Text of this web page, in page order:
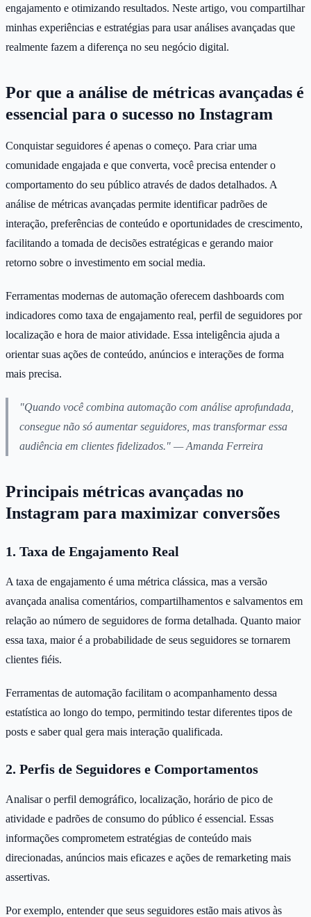
engajamento e otimizando resultados. Neste artigo, vou compartilhar
minhas experiências e estratégias para usar análises avançadas que
realmente fazem a diferença no seu negócio digital.
Por que a análise de métricas avançadas é
essencial para o sucesso no Instagram
Conquistar seguidores é apenas o começo. Para criar uma
comunidade engajada e que converta, você precisa entender o
comportamento do seu público através de dados detalhados. A
análise de métricas avançadas permite identificar padrões de
interação, preferências de conteúdo e oportunidades de crescimento,
facilitando a tomada de decisões estratégicas e gerando maior
retorno sobre o investimento em social media.
Ferramentas modernas de automação oferecem dashboards com
indicadores como taxa de engajamento real, perfil de seguidores por
localização e hora de maior atividade. Essa inteligência ajuda a
orientar suas ações de conteúdo, anúncios e interações de forma
mais precisa.
"Quando você combina automação com análise aprofundada,
consegue não só aumentar seguidores, mas transformar essa
audiência em clientes fidelizados." — Amanda Ferreira
Principais métricas avançadas no
Instagram para maximizar conversões
1. Taxa de Engajamento Real
A taxa de engajamento é uma métrica clássica, mas a versão
avançada analisa comentários, compartilhamentos e salvamentos em
relação ao número de seguidores de forma detalhada. Quanto maior
essa taxa, maior é a probabilidade de seus seguidores se tornarem
clientes fiéis.
Ferramentas de automação facilitam o acompanhamento dessa
estatística ao longo do tempo, permitindo testar diferentes tipos de
posts e saber qual gera mais interação qualificada.
2. Perfis de Seguidores e Comportamentos
Analisar o perfil demográfico, localização, horário de pico de
atividade e padrões de consumo do público é essencial. Essas
informações comprometem estratégias de conteúdo mais
direcionadas, anúncios mais eficazes e ações de remarketing mais
assertivas.
Por exemplo, entender que seus seguidores estão mais ativos às